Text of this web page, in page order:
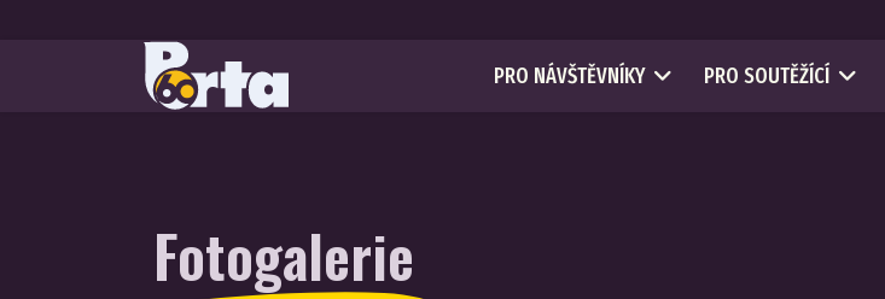
PRO NÁVŠTĚVNÍKY PRO SOUTĚŽÍCÍ
Fotogalerie